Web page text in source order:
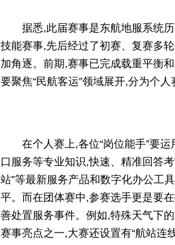
据悉,此届赛事是东航地服系统
技能赛事,先后经过了初赛、复赛多
加角逐。前期,赛事已完成载重平衡
要聚焦“民航客运”领域展开,分为个
在个人赛上,各位“岗位能手”要
口服务等专业知识,快速、精准回答
站”等最新服务产品和数字化办公工
平。而在团体赛中,参赛选手更是要
善处置服务事件。例如,特殊天气下
赛事亮点之一,大赛还设置有“航站连